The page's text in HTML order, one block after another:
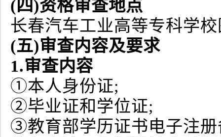
(四)资格审查地点
长春汽车工业高等专科学
(五)审查内容及要求
1.审查内容
①本人身份证;
②毕业证和学位证;
③教育部学历证书电子注册